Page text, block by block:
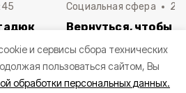
и сервисы сбора технических
пользоваться сайтом, Вы
обработки персональных данных.
с
Социальная сфера 20
Вернуться, чтобы
в Белгородскую
пять лет